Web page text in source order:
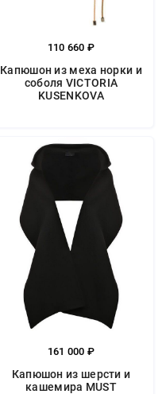
110 660 ₽
Капюшон из меха норки и
соболя VICTORIA
KUSENKOVA
161 000 ₽
Капюшон из шерсти и
кашемира MUST